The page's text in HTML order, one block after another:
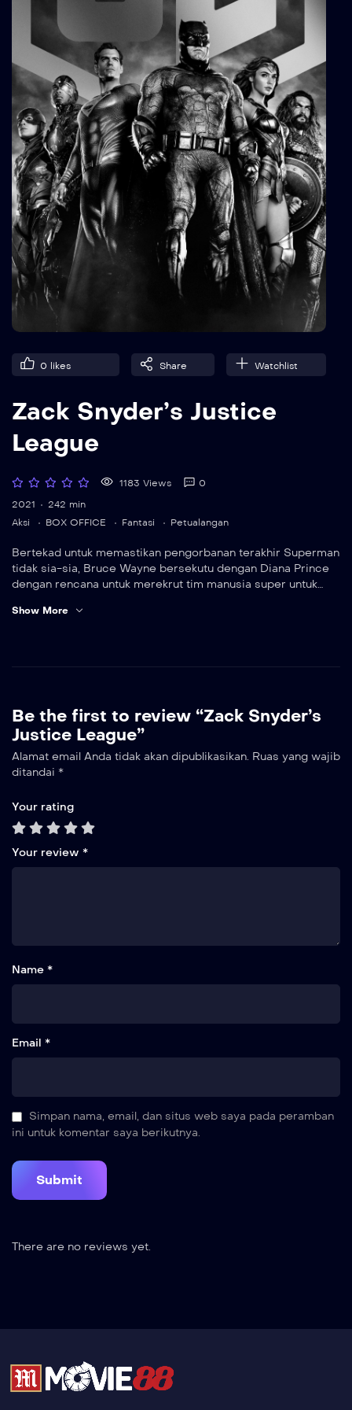
0 likes Share Watchlist
Zack Snyder’s Justice
League
1183 Views
0
2021
242 min
Aksi
BOX OFFICE Fantasi Petualangan
Bertekad untuk memastikan pengorbanan terakhir Superman
tidak sia-sia, Bruce Wayne bersekutu dengan Diana Prince
dengan rencana untuk merekrut tim manusia super untuk
Show More
Be the first to review “Zack Snyder’s
Justice League”
Alamat email Anda tidak akan dipublikasikan. Ruas yang wajib
ditandai *
Your rating
Your review *
Name *
Email *
Simpan nama, email, dan situs web saya pada peramban
ini untuk komentar saya berikutnya.
There are no reviews yet.